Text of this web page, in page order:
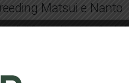
Matsui e Nanto
di JVS Japan Vegetable Seeds,
Ltd e Mitsui & Co. Ltd. Nanto Seed
zucche, cipolle e
ibride e ha sviluppato